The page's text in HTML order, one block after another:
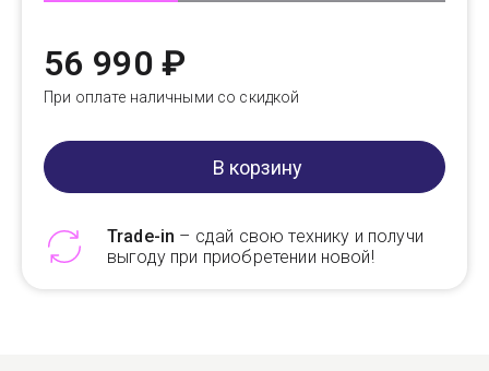
56 990 ₽
При оплате наличными со скидкой
В корзину
Trade-in – сдай свою технику и получи
выгоду при приобретении новой!